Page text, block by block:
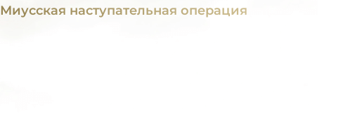
Миусская наступательная операция